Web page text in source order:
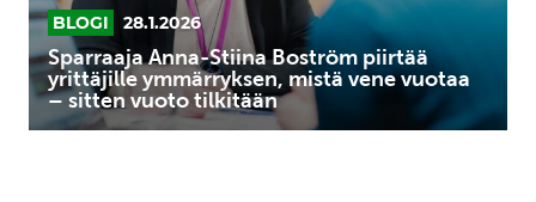
vene
vuotaa
–
sitten
vuoto
BLOGI 28.1.2026
Sparraaja Anna-Stiina Boström piirtää
yrittäjille ymmärryksen, mistä vene vuotaa
– sitten vuoto tilkitään